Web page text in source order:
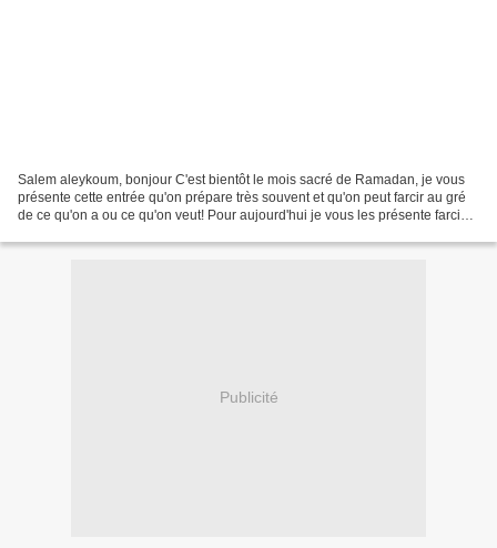
Salem aleykoum, bonjour C'est bientôt le mois sacré de Ramadan, je vous
présente cette entrée qu'on prépare très souvent et qu'on peut farcir au gré
de ce qu'on a ou ce qu'on veut! Pour aujourd'hui je vous les présente farcis
Publicité